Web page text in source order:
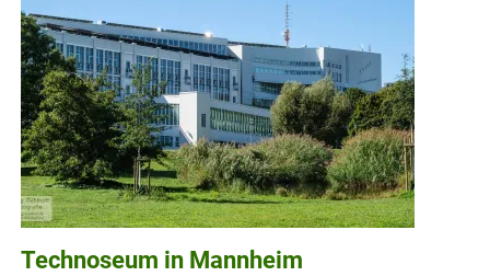
Technoseum in Mannheim